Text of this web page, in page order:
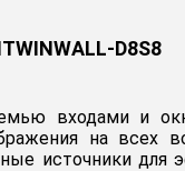
D8S8
входами и
на всех
источники